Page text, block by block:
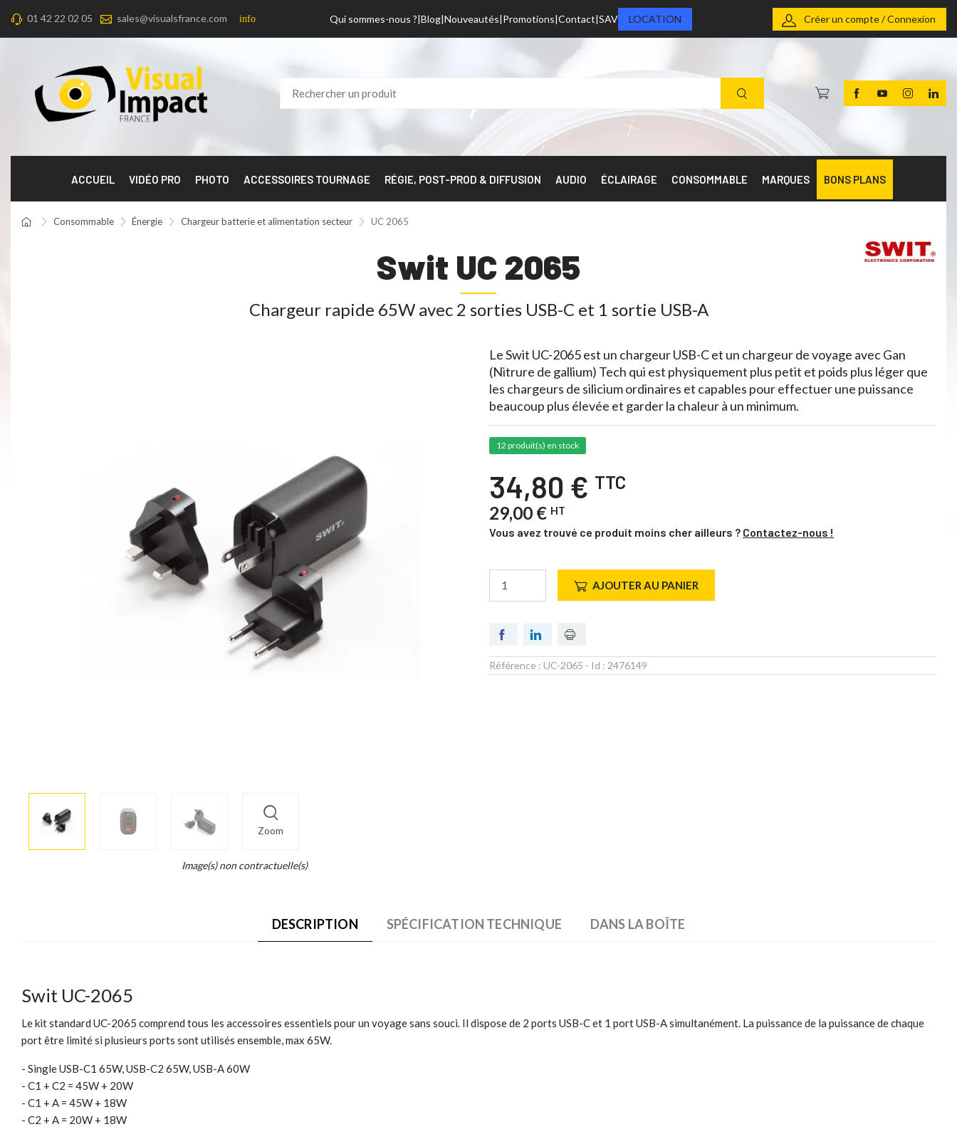
01 42 22 02 05 sales@visualsfrance.com info Qui sommes-nous ? Blog Nouveautés Promotions Contact SAV LOCATION Créer un compte / Connexion
ACCUEIL VIDÉO PRO PHOTO ACCESSOIRES TOURNAGE RÉGIE, POST-PROD & DIFFUSION AUDIO ÉCLAIRAGE CONSOMMABLE MARQUES BONS PLANS
Consommable Énergie Chargeur batterie et alimentation secteur UC 2065
Swit UC 2065
Chargeur rapide 65W avec 2 sorties USB-C et 1 sortie USB-A
Zoom
More
info
Image(s) non contractuelle(s)
Le Swit UC-2065 est un chargeur USB-C et un chargeur de voyage avec Gan
(Nitrure de gallium) Tech qui est physiquement plus petit et poids plus léger que
les chargeurs de silicium ordinaires et capables pour effectuer une puissance
beaucoup plus élevée et garder la chaleur à un minimum.
12 produit(s) en stock
34,80 € TTC
29,00 € HT
Vous avez trouvé ce produit moins cher ailleurs ? Contactez-nous !
AJOUTER AU PANIER
Référence : UC-2065 - Id : 2476149
DESCRIPTION SPÉCIFICATION TECHNIQUE DANS LA BOÎTE
Swit UC-2065
Le kit standard UC-2065 comprend tous les accessoires essentiels pour un voyage sans souci. Il dispose de 2 ports USB-C et 1 port USB-A simultanément. La puissance de la puissance de chaque
port être limité si plusieurs ports sont utilisés ensemble, max 65W.
- Single USB-C1 65W, USB-C2 65W, USB-A 60W
- C1 + C2 = 45W + 20W
- C1 + A = 45W + 18W
- C2 + A = 20W + 18W